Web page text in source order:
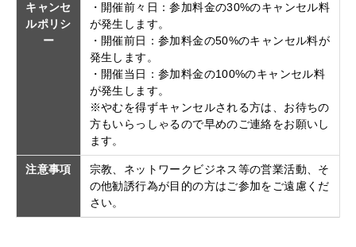
キャンセ
ルポリシ
ー
・開催前々日：参加料金の30%のキャンセル料
が発生します。
・開催前日：参加料金の50%のキャンセル料が
発生します。
・開催当日：参加料金の100%のキャンセル料
が発生します。
※やむを得ずキャンセルされる方は、お待ちの
方もいらっしゃるので早めのご連絡をお願いし
ます。
注意事項
宗教、ネットワークビジネス等の営業活動、そ
の他勧誘行為が目的の方はご参加をご遠慮くだ
さい。